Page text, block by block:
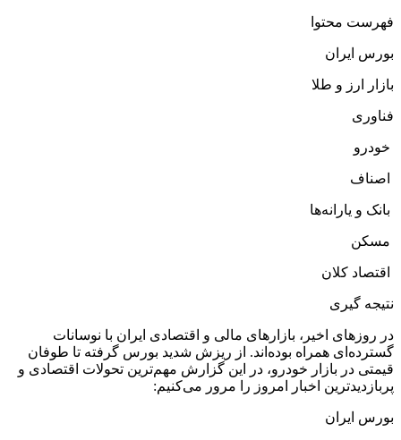
فهرست محتوا
بورس ایران
بازار ارز و طلا
فناوری
خودرو
اصناف
بانک و یارانه‌ها
مسکن
اقتصاد کلان
نتیجه گیری
در روزهای اخیر، بازارهای مالی و اقتصادی ایران با نوسانات
گسترده‌ای همراه بوده‌اند. از ریزش شدید بورس گرفته تا طوفان
قیمتی در بازار خودرو، در این گزارش مهم‌ترین تحولات اقتصادی و
پربازدیدترین اخبار امروز را مرور می‌کنیم:
بورس ایران